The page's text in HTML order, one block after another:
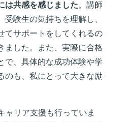
は共感を感じました。講師
験生の気持ちを理解し、
てサポートをしてくれるの
ました。また、実際に合格
で、具体的な成功体験や学
のも、私にとって大きな励
ャリア支援も行っていま